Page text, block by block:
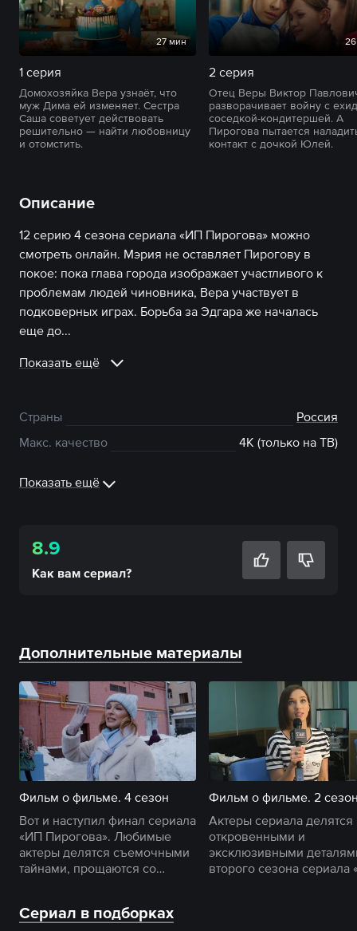
27 мин
1 серия
Домохозяйка Вера узнаёт, что
муж Дима ей изменяет. Сестра
Саша советует действовать
решительно — найти любовницу
и отомстить.
2 серия
Отец Веры Виктор
разворачивает войну с
соседкой-кондитершей. А
Пирогова пытается
контакт с дочкой Юлей.
Описание
12 серию 4 сезона сериала «ИП Пирогова» можно
смотреть онлайн. Мэрия не оставляет Пирогову в
покое: пока глава города изображает участливого к
проблемам людей чиновника, Вера участвует в
подковерных играх. Борьба за Эдгара же началась
еще до...
Показать ещё
Страны
Россия
Макс. качество
4К (только на ТВ)
Показать ещё
8.9
Как вам сериал?
Дополнительные материалы
Фильм о фильме. 4 сезон
Вот и наступил финал сериала
«ИП Пирогова». Любимые
актеры делятся съемочными
тайнами, прощаются со
Фильм о фильме. 2
Актеры сериала делятся
откровенными и
эксклюзивными
второго сезона сериала
Сериал в подборках